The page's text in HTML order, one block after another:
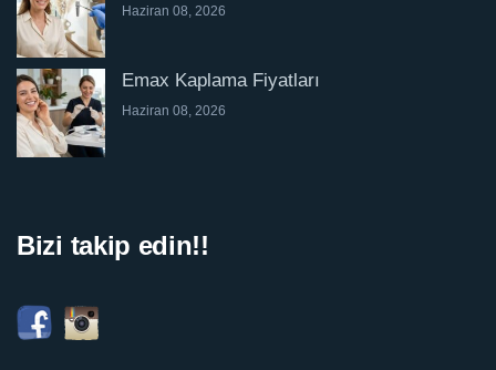
Haziran 08, 2026
Emax Kaplama Fiyatları
Haziran 08, 2026
Bizi takip edin!!